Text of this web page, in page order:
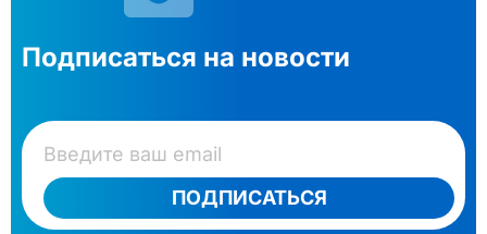
Подписаться на новости
ПОДПИСАТЬСЯ